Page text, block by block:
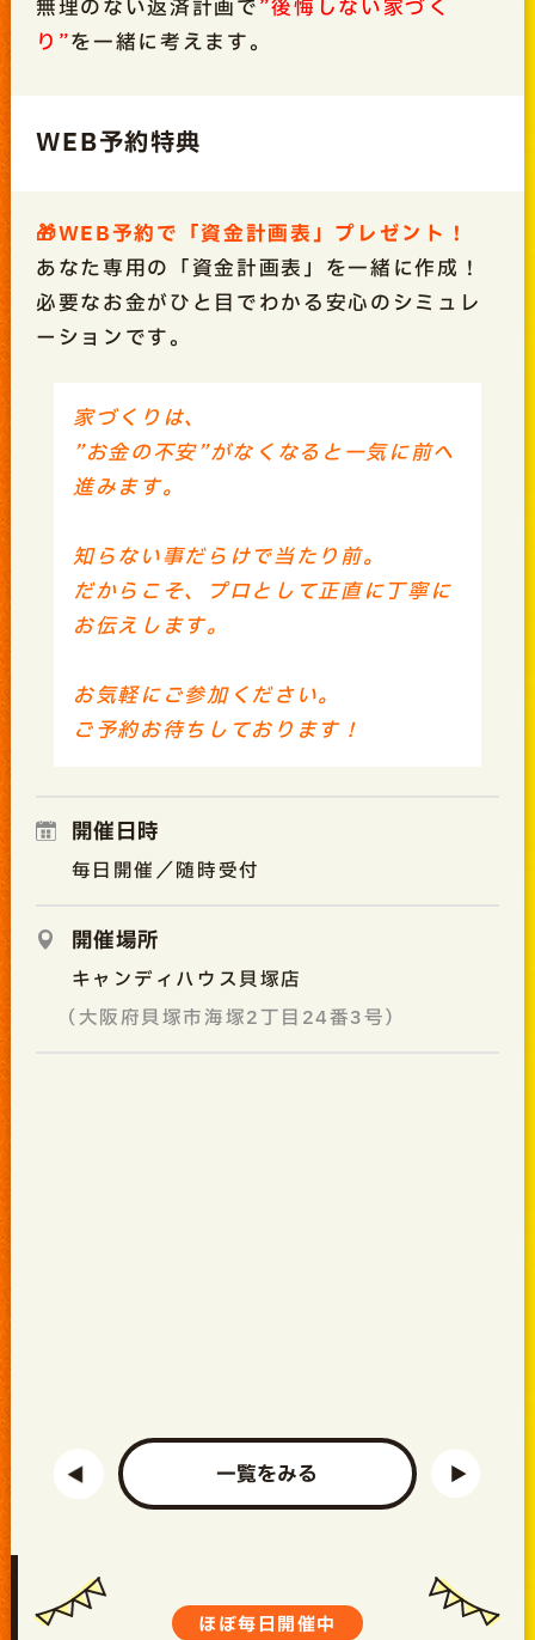
無理のない返済計画で”後悔しない家づく
り”を一緒に考えます。
WEB予約特典
🎁WEB予約で「資金計画表」プレゼント！
あなた専用の「資金計画表」を一緒に作成！
必要なお金がひと目でわかる安心のシミュレ
ーションです。
家づくりは、
”お金の不安”がなくなると一気に前へ
進みます。
知らない事だらけで当たり前。
だからこそ、プロとして正直に丁寧に
お伝えします。
お気軽にご参加ください。
ご予約お待ちしております！
開催日時
毎日開催／随時受付
開催場所
キャンディハウス貝塚店
（大阪府貝塚市海塚2丁目24番3号）
一覧をみる
ほぼ毎日開催中